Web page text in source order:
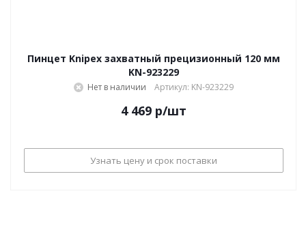
Пинцет Knipex захватный прецизионный 120 мм
KN-923229
Нет в наличии Артикул: KN-923229
4 469 р/шт
Узнать цену и срок поставки